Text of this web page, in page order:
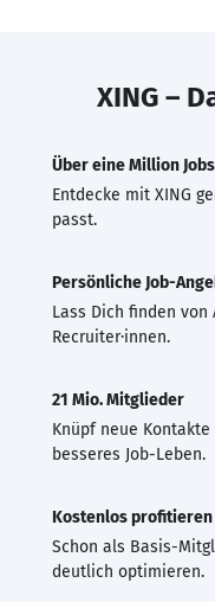
XING –
Über eine Million Jobs
Entdecke mit XING
passt.
Persönliche Job-
Lass Dich finden von
Recruiter·innen.
21 Mio. Mitglieder
Knüpf neue
besseres Job-Leben.
Kostenlos profitieren
Schon als Basis-
deutlich optimieren.